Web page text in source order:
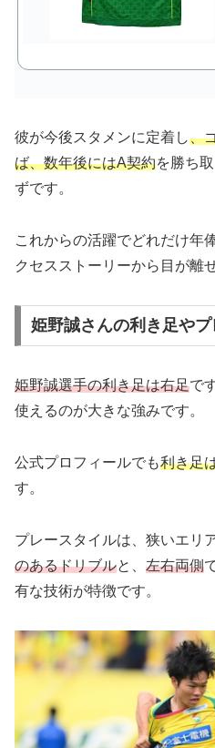
彼が今後スタメンに定着し、
ば、数年後にはA契約を勝ち
ずです。
これからの活躍でどれだけ年
クセスストーリーから目が離
姫野誠さんの利き足や
姫野誠選手の利き足は右足で
使えるのが大きな強みです。
公式プロフィールでも利き足
す。
プレースタイルは、狭いエリ
のあるドリブルと、 左右両側
有な技術が特徴です。